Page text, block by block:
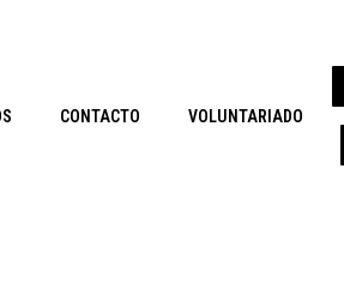
CONTACTO VOLUNTARIADO